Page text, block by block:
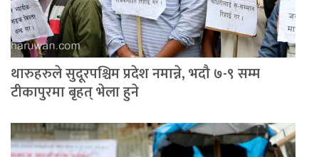
थारुहरुले सुदूरपश्चिम प्रदेश नमान्ने, भदौ ७-९ सम्म
टीकापुरमा बृहत् भेला हुने